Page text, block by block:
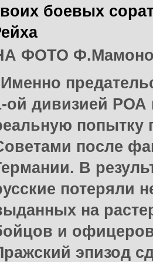
боевых
ФОТО
ой дивизией РОА
попытку
после
В
потеряли
на
и
эпизод